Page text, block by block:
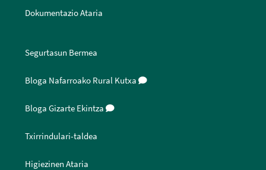
Dokumentazio Ataria
Segurtasun Bermea
Bloga Nafarroako Rural Kutxa
Bloga Gizarte Ekintza
Txirrindulari-taldea
Higiezinen Ataria